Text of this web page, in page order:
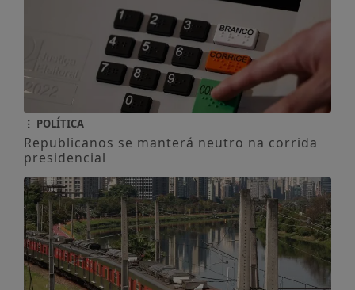
POLÍTICA
Republicanos se manterá neutro na corrida
presidencial